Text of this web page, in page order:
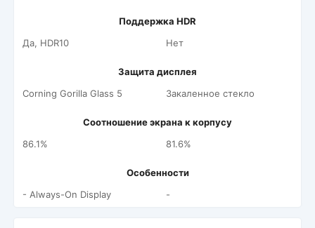
Поддержка HDR
Да, HDR10
Нет
Защита дисплея
Corning Gorilla Glass 5
Закаленное стекло
Соотношение экрана к корпусу
86.1%
81.6%
Особенности
- Always-On Display
-